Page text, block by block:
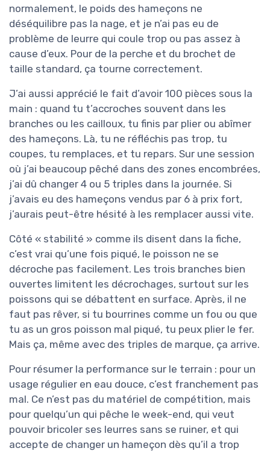
normalement, le poids des hameçons ne
déséquilibre pas la nage, et je n’ai pas eu de
problème de leurre qui coule trop ou pas assez à
cause d’eux. Pour de la perche et du brochet de
taille standard, ça tourne correctement.
J’ai aussi apprécié le fait d’avoir 100 pièces sous la
main : quand tu t’accroches souvent dans les
branches ou les cailloux, tu finis par plier ou abîmer
des hameçons. Là, tu ne réfléchis pas trop, tu
coupes, tu remplaces, et tu repars. Sur une session
où j’ai beaucoup pêché dans des zones encombrées,
j’ai dû changer 4 ou 5 triples dans la journée. Si
j’avais eu des hameçons vendus par 6 à prix fort,
j’aurais peut-être hésité à les remplacer aussi vite.
Côté « stabilité » comme ils disent dans la fiche,
c’est vrai qu’une fois piqué, le poisson ne se
décroche pas facilement. Les trois branches bien
ouvertes limitent les décrochages, surtout sur les
poissons qui se débattent en surface. Après, il ne
faut pas rêver, si tu bourrines comme un fou ou que
tu as un gros poisson mal piqué, tu peux plier le fer.
Mais ça, même avec des triples de marque, ça arrive.
Pour résumer la performance sur le terrain : pour un
usage régulier en eau douce, c’est franchement pas
mal. Ce n’est pas du matériel de compétition, mais
pour quelqu’un qui pêche le week-end, qui veut
pouvoir bricoler ses leurres sans se ruiner, et qui
accepte de changer un hameçon dès qu’il a trop